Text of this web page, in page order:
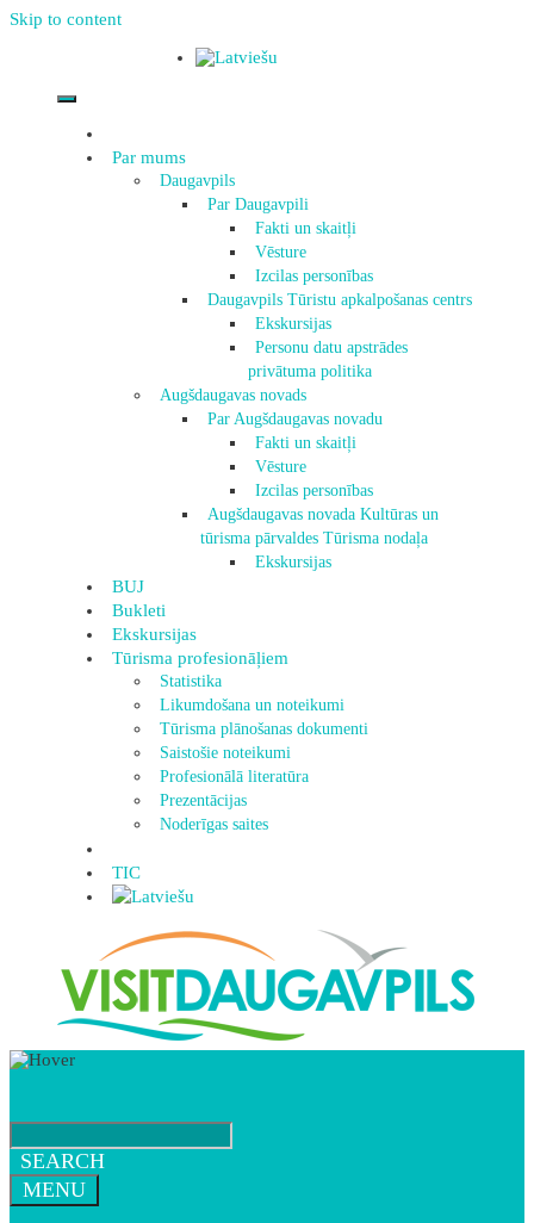
Skip to content
Par mums
Daugavpils
Par Daugavpili
Fakti un skaitļi
Vēsture
Izcilas personības
Daugavpils Tūristu apkalpošanas centrs
Ekskursijas
Personu datu apstrādes
privātuma politika
Augšdaugavas novads
Par Augšdaugavas novadu
Fakti un skaitļi
Vēsture
Izcilas personības
Augšdaugavas novada Kultūras un
tūrisma pārvaldes Tūrisma nodaļa
Ekskursijas
BUJ
Bukleti
Ekskursijas
Tūrisma profesionāļiem
Statistika
Likumdošana un noteikumi
Tūrisma plānošanas dokumenti
Saistošie noteikumi
Profesionālā literatūra
Prezentācijas
Noderīgas saites
TIC
SEARCH
MENU